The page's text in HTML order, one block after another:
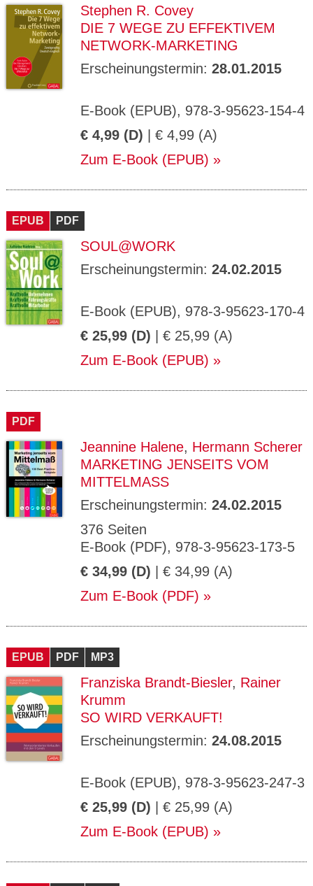
Stephen R. Covey
DIE 7 WEGE ZU EFFEKTIVEM
NETWORK-MARKETING
Erscheinungstermin: 28.01.2015
E-Book (EPUB), 978-3-95623-154-4
€ 4,99 (D) | € 4,99 (A)
Zum E-Book (EPUB)
EPUB PDF
SOUL@WORK
Erscheinungstermin: 24.02.2015
E-Book (EPUB), 978-3-95623-170-4
€ 25,99 (D) | € 25,99 (A)
Zum E-Book (EPUB)
PDF
Jeannine Halene, Hermann Scherer
MARKETING JENSEITS VOM
MITTELMASS
Erscheinungstermin: 24.02.2015
376 Seiten
E-Book (PDF), 978-3-95623-173-5
€ 34,99 (D) | € 34,99 (A)
Zum E-Book (PDF)
EPUB PDF MP3
Franziska Brandt-Biesler, Rainer
Krumm
SO WIRD VERKAUFT!
Erscheinungstermin: 24.08.2015
E-Book (EPUB), 978-3-95623-247-3
€ 25,99 (D) | € 25,99 (A)
Zum E-Book (EPUB)